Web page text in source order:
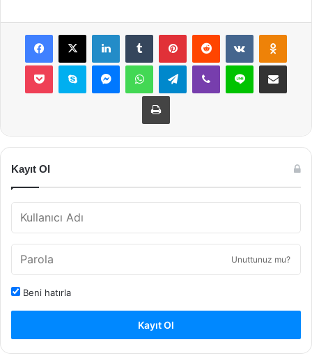
Facebook
X LinkedInTumblr PinterestReddit VKontakte
Pocket Skype MessengerWhatsAppTelegramViber Line E-Posta ile
Yazdır
Kayıt Ol
Unuttunuz mu?
Beni hatırla
Kayıt Ol